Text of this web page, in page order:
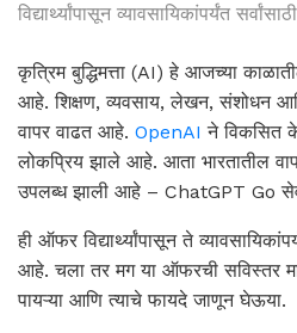
विद्यार्थ्यांपासून व्यावसायिकांपर्यंत
कृत्रिम बुद्धिमत्ता (AI) हे आजच्या
आहे. शिक्षण, व्यवसाय, लेखन, संशोधन
वापर वाढत आहे. OpenAI ने विकसित
लोकप्रिय झाले आहे. आता भारतातील
उपलब्ध झाली आहे – ChatGPT Go
ही ऑफर विद्यार्थ्यांपासून ते
आहे. चला तर मग या ऑफरची सविस्तर
पायऱ्या आणि त्याचे फायदे जाणून घेऊया.